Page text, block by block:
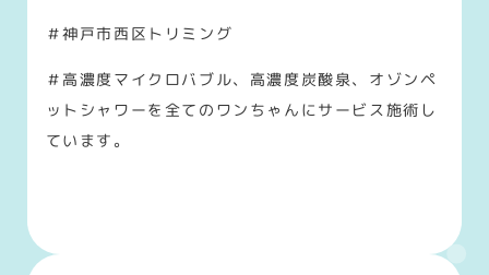
＃神戸市西区トリミング
＃高濃度マイクロバブル、高濃度炭酸泉、オゾンペ
ットシャワーを全てのワンちゃんにサービス施術し
ています。